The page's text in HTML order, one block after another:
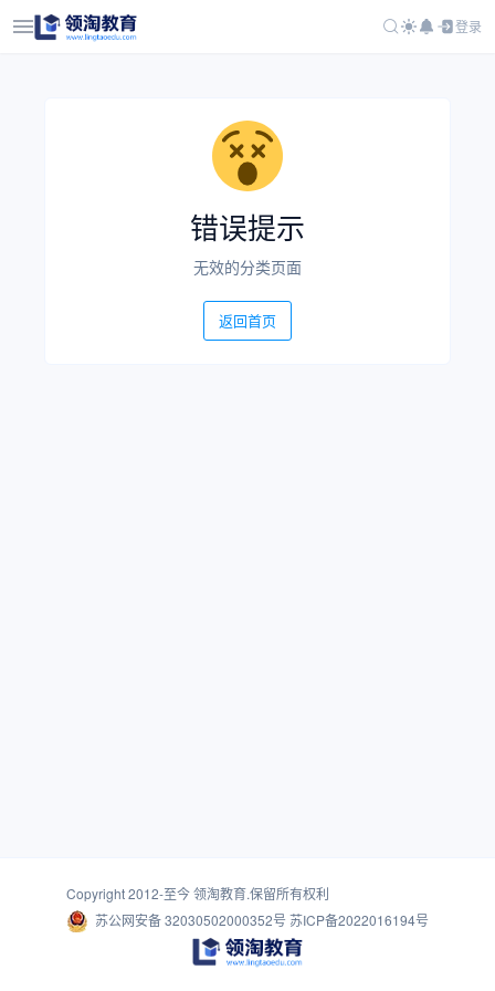
登录
错误提示
无效的分类页面
返回首页
Copyright 2012-至今领淘教育.保留所有权利
苏公网安备 32030502000352号 苏ICP备2022016194号